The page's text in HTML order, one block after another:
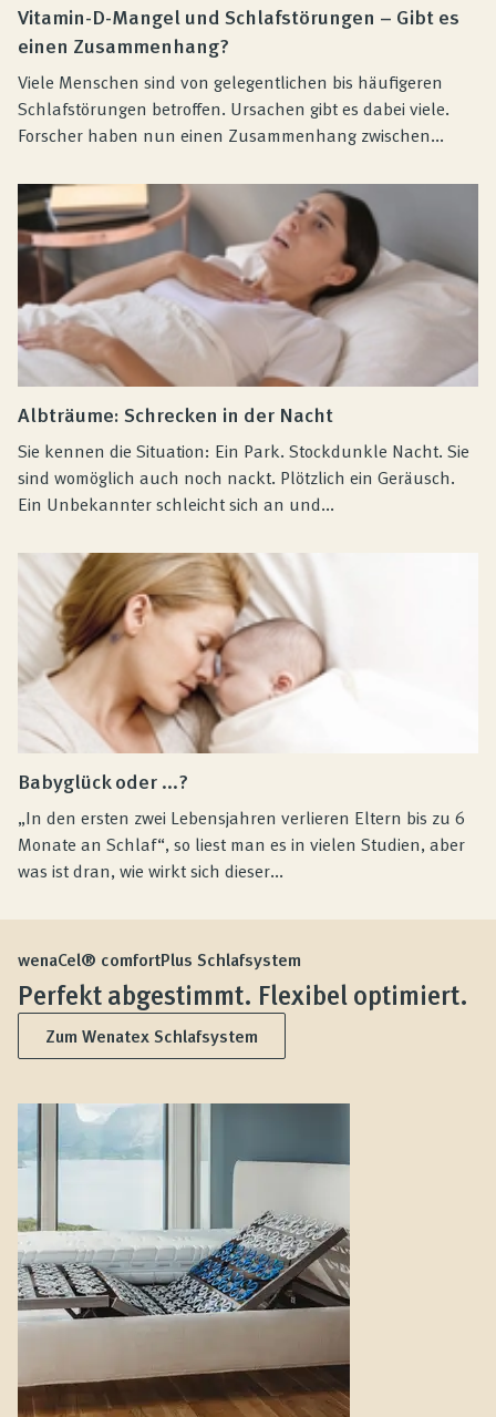
Vitamin-D-Mangel und Schlafstörungen – Gibt es
einen Zusammenhang?
Viele Menschen sind von gelegentlichen bis häufigeren
Schlafstörungen betroffen. Ursachen gibt es dabei viele.
Forscher haben nun einen Zusammenhang zwischen...
Albträume: Schrecken in der Nacht
Sie kennen die Situation: Ein Park. Stockdunkle Nacht. Sie
sind womöglich auch noch nackt. Plötzlich ein Geräusch.
Ein Unbekannter schleicht sich an und...
Babyglück oder ...?
„In den ersten zwei Lebensjahren verlieren Eltern bis zu 6
Monate an Schlaf“, so liest man es in vielen Studien, aber
was ist dran, wie wirkt sich dieser...
wenaCel® comfortPlus Schlafsystem
Perfekt abgestimmt. Flexibel optimiert.
Zum Wenatex Schlafsystem